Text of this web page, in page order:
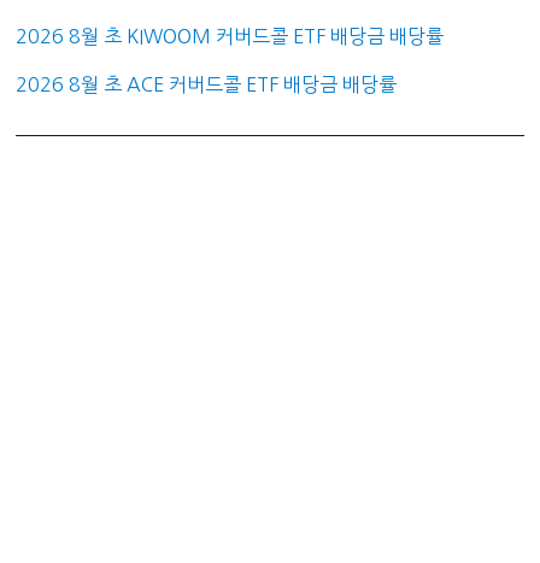
2026 8월 초 KIWOOM 커버드콜 ETF 배당금 배당률
2026 8월 초 ACE 커버드콜 ETF 배당금 배당률